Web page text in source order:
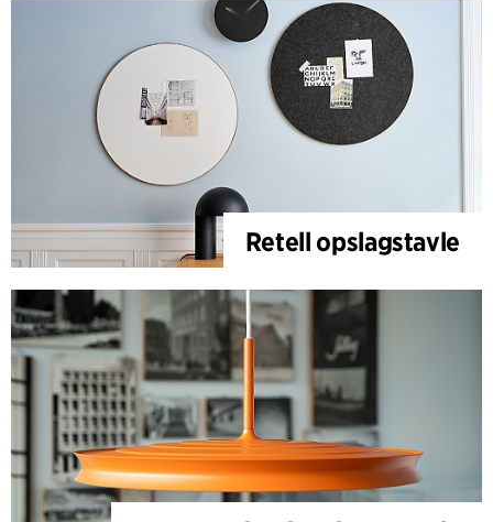
Retell opslagstavle